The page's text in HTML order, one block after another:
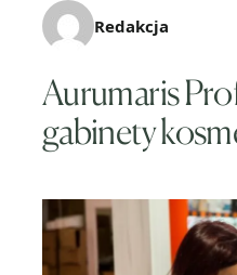
Redakcja
Aurumaris
gabinety